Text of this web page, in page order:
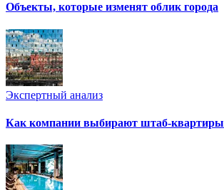
Объекты, которые изменят облик города
Экспертный анализ
Как компании выбирают штаб-квартиры